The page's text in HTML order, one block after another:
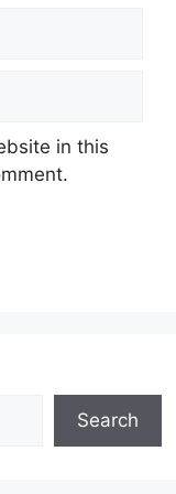
in this
Search